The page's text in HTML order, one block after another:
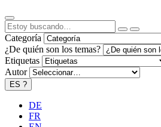
Categoría
¿De quién son los temas?
Etiquetas
Autor
ES ?
DE
FR